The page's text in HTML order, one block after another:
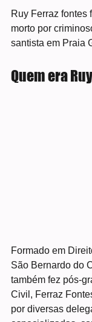
Ruy Ferraz fontes
morto por
santista em Praia
Quem era
Formado em
São Bernardo do
também fez pós-
Civil, Ferraz
por diversas